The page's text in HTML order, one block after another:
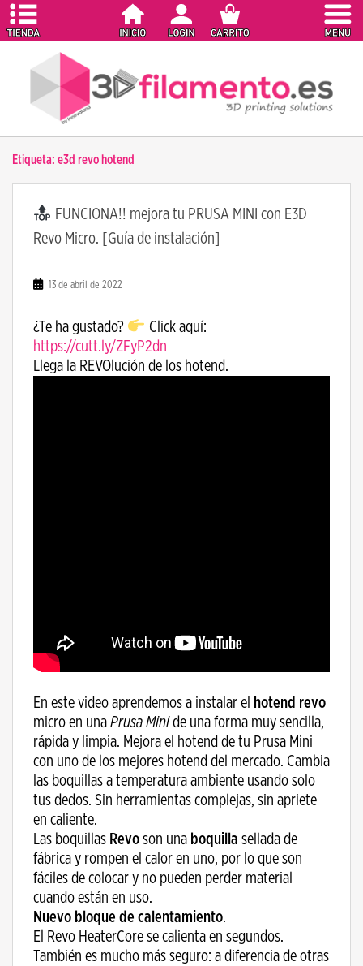
Etiqueta: e3d revo hotend
FUNCIONA!! mejora tu PRUSA MINI con E3D
Revo Micro. [Guía de instalación]
13 de abril de 2022
¿Te ha gustado?
Click aquí:
https://cutt.ly/ZFyP2dn
Llega la REVOlución de los hotend.
En este video aprendemos a instalar el hotend revo
micro en una Prusa Minide una forma muy sencilla,
rápida y limpia. Mejora el hotend de tu Prusa Mini
con uno de los mejores hotend del mercado. Cambia
las boquillas a temperatura ambiente usando solo
tus dedos. Sin herramientas complejas, sin apriete
en caliente.
Las boquillas Revo son una boquilla sellada de
fábrica y rompen el calor en uno, por lo que son
fáciles de colocar y no pueden perder material
cuando están en uso.
Nuevo bloque de calentamiento.
El Revo HeaterCore se calienta en segundos.
También es mucho más seguro: a diferencia de otras